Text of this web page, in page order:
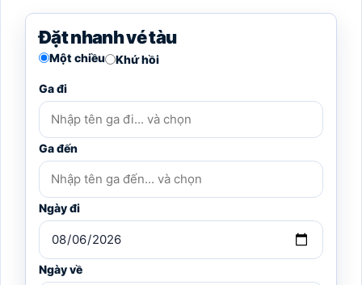
Đặt nhanh vé tàu
Một chiều Khứ hồi
Ga đi
Ga đến
Ngày đi
Ngày về